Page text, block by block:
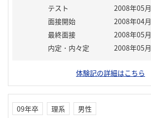
テスト
2008年05月
面接開始
2008年04月
最終面接
2008年05月
内定・内々定
2008年05月
体験記の詳細はこちら
09年卒 理系
男性